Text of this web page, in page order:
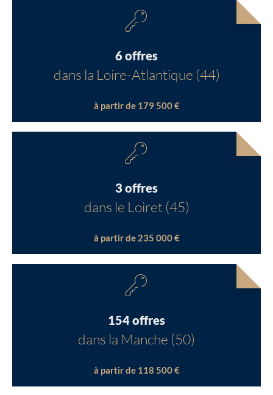
6 offres
dans la Loire-Atlantique (44)
à partir de 179 500 €
3 offres
dans le Loiret (45)
à partir de 235 000 €
154 offres
dans la Manche (50)
à partir de 118 500 €